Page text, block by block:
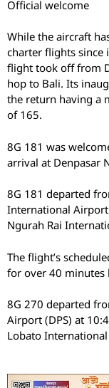
Official welcome
While the aircraft
charter flights since
flight took off from
hop to Bali. Its
the return having a
of 165.
8G 181 was
arrival at Denpasar
8G 181 departed
International
Ngurah Rai
The flight’s
for over 40 minutes
8G 270 departed
Airport (DPS) at
Lobato